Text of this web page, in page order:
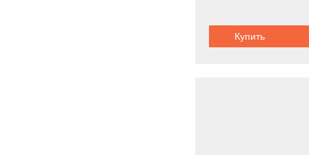
Купить